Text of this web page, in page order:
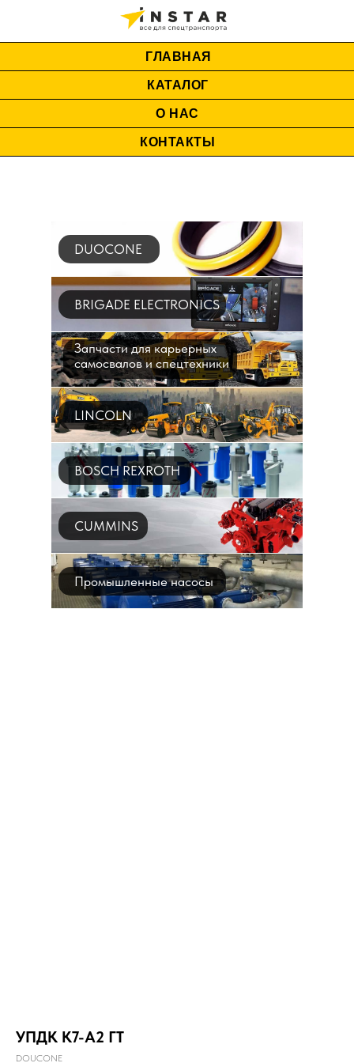
ГЛАВНАЯ
КАТАЛОГ
О НАС
КОНТАКТЫ
DUOCONE
BRIGADE ELECTRONICS
Запчасти для карьерных
самосвалов и спецтехники
LINCOLN
BOSCH REXROTH
CUMMINS
Промышленные насосы
УПДК К7-А2 ГТ
DOUCONE